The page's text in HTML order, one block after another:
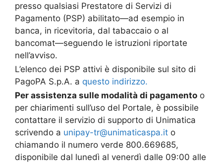
presso qualsiasi Prestatore di Servizi di
Pagamento (PSP) abilitato—ad esempio in
banca, in ricevitoria, dal tabaccaio o al
bancomat—seguendo le istruzioni riportate
nell’avviso.
L’elenco dei PSP attivi è disponibile sul sito di
PagoPA S.p.A. a questo indirizzo.
Per assistenza sulle modalità di pagamento o
per chiarimenti sull’uso del Portale, è possibile
contattare il servizio di supporto di Unimatica
scrivendo a unipay-tr@unimaticaspa.it o
chiamando il numero verde 800.669685,
disponibile dal lunedì al venerdì dalle 09:00 alle